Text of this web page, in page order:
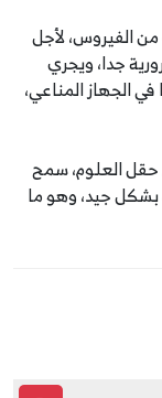
من الفيروس، لأجل
جدا، ويجري
الجهاز المناعي،
حقل العلوم، سمح
بشكل جيد، وهو ما